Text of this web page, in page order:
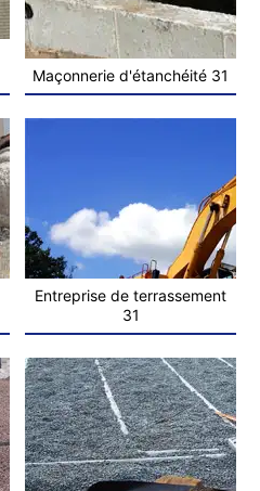
Maçonnerie d'étanchéité 31
Entreprise de terrassement
31